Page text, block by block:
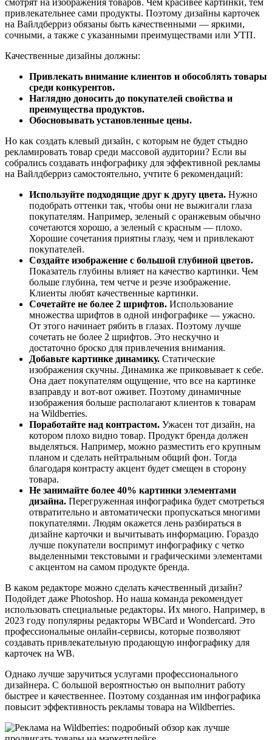
привлекательнее сами продукты. Поэтому дизайны карточек
на Вайлдберриз обязаны быть качественными — яркими,
сочными, а также с указанными преимуществами или УТП.
Качественные дизайны должны:
Привлекать внимание клиентов и обособлять товары
среди конкурентов.
Наглядно доносить до покупателей свойства и
преимущества продуктов.
Обосновывать установленные цены.
Но как создать клевый дизайн, с которым не будет стыдно
рекламировать товар среди массовой аудитории? Если вы
собрались создавать инфографику для эффективной рекламы
на Вайлдберриз самостоятельно, учтите 6 рекомендаций:
Используйте подходящие друг к другу цвета. Нужно
подобрать оттенки так, чтобы они не выжигали глаза
покупателям. Например, зеленый с оранжевым обычно
сочетаются хорошо, а зеленый с красным — плохо.
Хорошие сочетания приятны глазу, чем и привлекают
покупателей.
Создайте изображение с большой глубиной цветов.
Показатель глубины влияет на качество картинки. Чем
больше глубина, тем четче и резче изображение.
Клиенты любят качественные картинки.
Сочетайте не более 2 шрифтов. Использование
множества шрифтов в одной инфографике — ужасно.
От этого начинает рябить в глазах. Поэтому лучше
сочетать не более 2 шрифтов. Это нескучно и
достаточно броско для привлечения внимания.
Добавьте картинке динамику. Статические
изображения скучны. Динамика же приковывает к себе.
Она дает покупателям ощущение, что все на картинке
взаправду и вот-вот оживет. Поэтому динамичные
изображения больше располагают клиентов к товарам
на Wildberries.
Поработайте над контрастом. Ужасен тот дизайн, на
котором плохо видно товар. Продукт бренда должен
выделяться. Например, можно разместить его крупным
планом и сделать нейтральным общий фон. Тогда
благодаря контрасту акцент будет смещен в сторону
товара.
Не занимайте более 40% картинки элементами
дизайна. Перегруженная инфографика будет смотреться
отвратительно и автоматически пропускаться многими
покупателями. Людям окажется лень разбираться в
дизайне карточки и вычитывать информацию. Гораздо
лучше покупатели воспримут инфографику с четко
выделенными текстовыми и графическими элементами
с акцентом на самом продукте бренда.
В каком редакторе можно сделать качественный дизайн?
Подойдет даже Photoshop. Но наша команда рекомендует
использовать специальные редакторы. Их много. Например, в
2023 году популярны редакторы WBCard и Wondercard. Это
профессиональные онлайн-сервисы, которые позволяют
создавать привлекательную продающую инфографику для
карточек на WB.
Однако лучше заручиться услугами профессионального
дизайнера. С большой вероятностью он выполнит работу
быстрее и качественнее. Поэтому созданная им инфографика
повысит эффективность рекламы товара на Wildberries.